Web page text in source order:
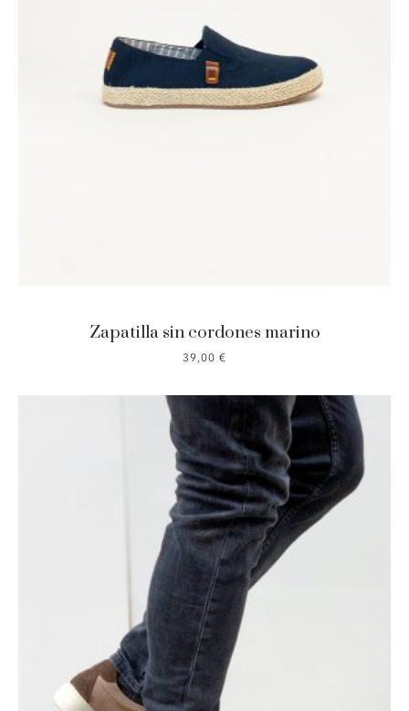
Zapatilla sin cordones marino
39,00 €